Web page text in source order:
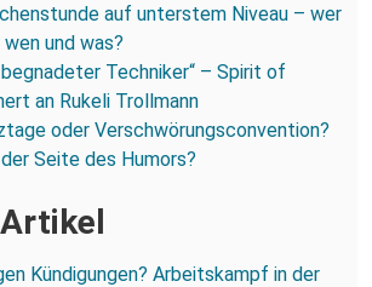
auf unterstem Niveau – wer
und was?
begnadeter Techniker“ – Spirit of
an Rukeli Trollmann
oder Verschwörungsconvention?
Seite des Humors?
Kündigungen? Arbeitskampf in der